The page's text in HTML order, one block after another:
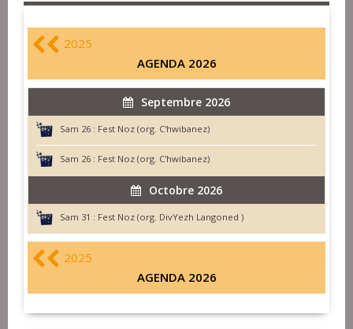
2025
AGENDA 2026
Septembre 2026
Sam 26 : Fest Noz (org. C'hwibanez)
Sam 26 : Fest Noz (org. C'hwibanez)
Octobre 2026
Sam 31 : Fest Noz (org. DivYezh Langoned )
2025
AGENDA 2026